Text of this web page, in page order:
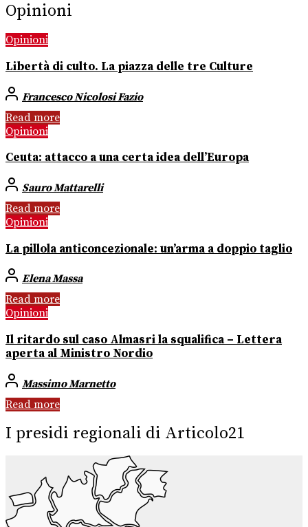
Opinioni
Opinioni
Libertà di culto. La piazza delle tre Culture
Francesco Nicolosi Fazio
Read more
Opinioni
Ceuta: attacco a una certa idea dell’Europa
Sauro Mattarelli
Read more
Opinioni
La pillola anticoncezionale: un’arma a doppio taglio
Elena Massa
Read more
Opinioni
Il ritardo sul caso Almasri la squalifica – Lettera
aperta al Ministro Nordio
Massimo Marnetto
Read more
I presidi regionali di Articolo21